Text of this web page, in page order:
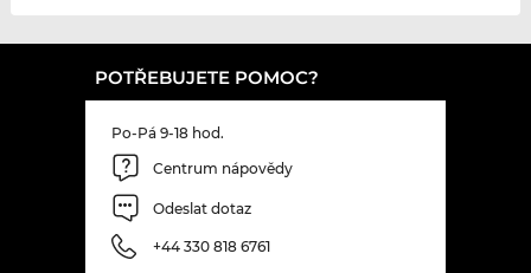
POTŘEBUJETE POMOC?
Po-Pá 9-18 hod.
Centrum nápovědy
Odeslat dotaz
+44 330 818 6761